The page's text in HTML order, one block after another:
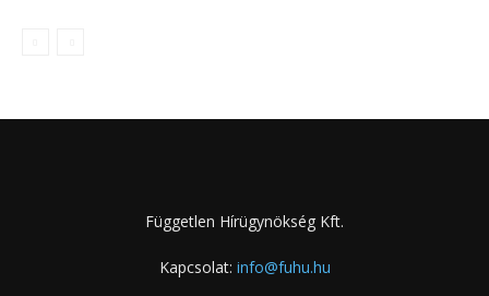
Független Hírügynökség Kft.
Kapcsolat: info@fuhu.hu